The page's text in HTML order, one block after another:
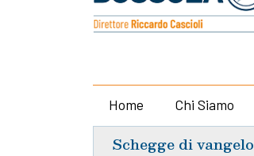
Home Chi Siamo
Schegge di vangelo